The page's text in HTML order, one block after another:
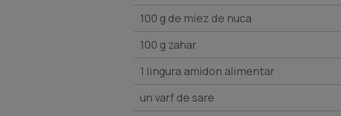
100 g de miez de nuca
100 g zahar
1 lingura amidon alimentar
un varf de sare